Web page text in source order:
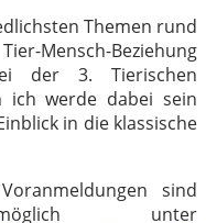
Themen rund
Mensch-Beziehung
der 3. Tierischen
ich werde dabei sein
in die klassische
sind
unter